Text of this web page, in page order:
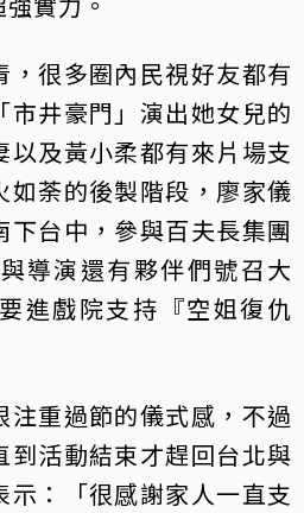
，很多圈內民視好友都有
市井豪門」演出她女兒的
以及黃小柔都有來片場支
如荼的後製階段，廖家儀
下台中，參與百夫長集團
導演還有夥伴們號召大
進戲院支持『空姐復仇
注重過節的儀式感，不過
到活動結束才趕回台北與
示：「很感謝家人一直支